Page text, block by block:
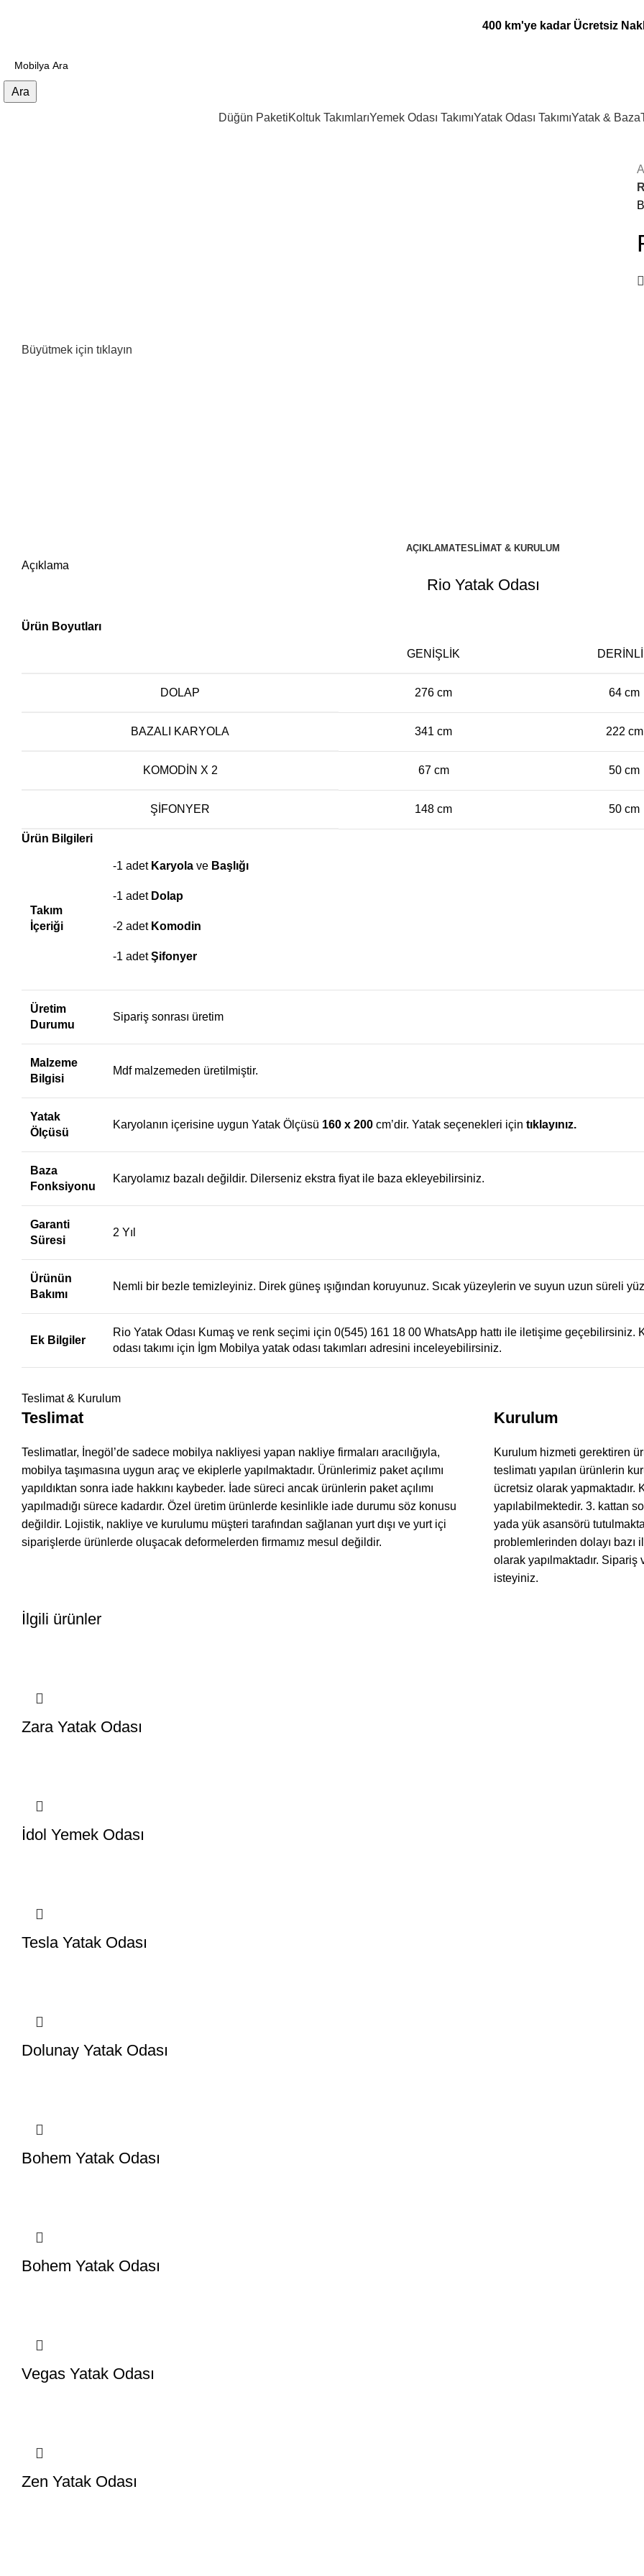
400 km'ye kadar Ücretsiz
Ara
Düğün PaketiKoltuk TakımlarıYemek Odası TakımıYatak Odası TakımıYatak & Baza
Büyütmek için tıklayın
AÇIKLAMATESLIMAT & KURULUM
Açıklama
Rio Yatak Odası
Ürün Boyutları
GENIŞLIK
DOLAP 276 cm 64 cm
BAZALI KARYOLA 341 cm 222 cm
KOMODIN X 2 67 cm 50 cm
ŞIFONYER 148 cm 50 cm
Ürün Bilgileri
Takım
İçeriği
-1 adet Karyola ve Başlığı
-1 adet Dolap
-2 adet Komodin
-1 adetŞifonyer
Üretim
Durumu
Sipariş sonrası üretim
Malzeme
Bilgisi
Mdf malzemeden üretilmiştir.
Yatak
Ölçüsü
Karyolanın içerisine uygun Yatak Ölçüsü 160 x 200 cm’dir. Yatak seçenekleri için tıklayınız.
Baza
Fonksiyonu
Karyolamız bazalı değildir. Dilerseniz ekstra fiyat ile baza ekleyebilirsiniz.
Garanti
Süresi
2 Yıl
Ürünün
Bakımı
Nemli bir bezle temizleyiniz. Direk güneş ışığından koruyunuz. Sıcak yüzeylerin ve suyun uzun süreli
Ek Bilgiler
Rio Yatak Odası Kumaş ve renk seçimi için 0(545) 161 18 00 WhatsApp hattı ile iletişime
odası takımı için İgm Mobilya yatak odası takımları adresini inceleyebilirsiniz.
Teslimat & Kurulum
Teslimat
Teslimatlar, İnegöl’de sadece mobilya nakliyesi yapan nakliye firmaları aracılığıyla,
mobilya taşımasına uygun araç ve ekiplerle yapılmaktadır. Ürünlerimiz paket açılımı
yapıldıktan sonra iade hakkını kaybeder. İade süreci ancak ürünlerin paket açılımı
yapılmadığı sürece kadardır. Özel üretim ürünlerde kesinlikle iade durumu söz konusu
değildir. Lojistik, nakliye ve kurulumu müşteri tarafından sağlanan yurt dışı ve yurt içi
siparişlerde ürünlerde oluşacak deformelerden firmamız mesul değildir.
Kurulum
Kurulum hizmeti gerektiren
teslimatı yapılan ürünlerin
ücretsiz olarak yapmaktadır.
yapılabilmektedir. 3. kattan
yada yük asansörü
problemlerinden dolayı
olarak yapılmaktadır.
isteyiniz.
İlgili ürünler
Zara Yatak Odası
İdol Yemek Odası
Tesla Yatak Odası
Dolunay Yatak Odası
Bohem Yatak Odası
Bohem Yatak Odası
Vegas Yatak Odası
Zen Yatak Odası